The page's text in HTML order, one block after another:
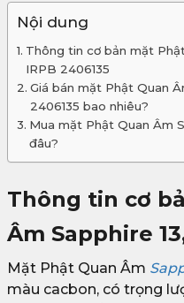
Nội dung
Thông tin cơ bản mặt
IRPB 2406135
Giá bán mặt Phật Quan
2406135 bao nhiêu?
Mua mặt Phật Quan Âm
đâu?
Thông tin cơ
Âm Sapphire
Mặt Phật Quan Âm
màu cacbon, có trọng